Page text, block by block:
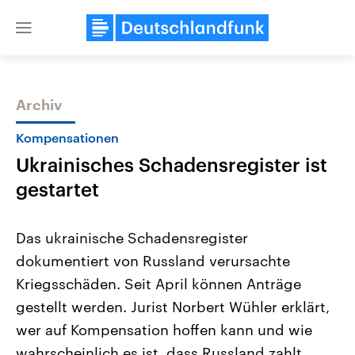
Close
Themen
Landtagswahl Sachsen-Anhalt
2026
Alle Informationen
Sachsen-Anhalt wählt am 6.
September 2026 einen neuen
Landtag. Seit 2021 wird das
Bundesland von einer Koalition aus
Aktuelle Beiträge,
Hintergründe
Wirtschaftlich und
gehören die Vereinigten
den mächtigsten Ländern
mit großem Einfluss auf
Archiv
Kompensationen
Ukrainisches Schadensregister ist
gestartet
Das ukrainische Schadensregister
dokumentiert von Russland verursachte
Kriegsschäden. Seit April können Anträge
gestellt werden. Jurist Norbert Wühler erklärt,
wer auf Kompensation hoffen kann und wie